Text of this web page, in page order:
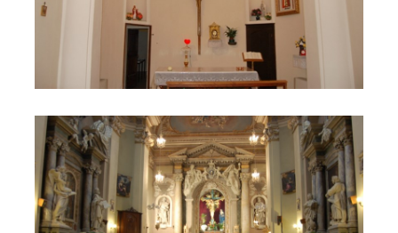
Interno della Chiesa di Santa Maria della Piazza